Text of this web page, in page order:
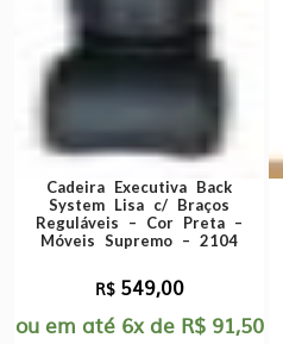
Cadeira Executiva Back
System Lisa c/ Braços
Reguláveis – Cor Preta –
Móveis Supremo – 2104
R$ 549,00
ou em até 6x de R$ 91,50